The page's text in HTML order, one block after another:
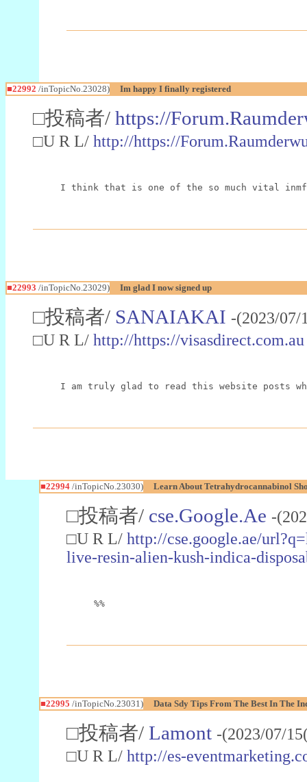
■22992 /inTopicNo.23028) Im happy I finally registered
□投稿者/ https://
□U R L/ http://https://
I think that is one of the so much vital
■22993 /inTopicNo.23029) Im glad I now signed up
□投稿者/ SANAIAKAI -(2023/
□U R L/ http://https://visasdirect.com.au
I am truly glad to read this website posts
■22994/inTopicNo.23030) Learn About Tetrahydrocannabinol
□投稿者/ cse.Google.Ae -
□U R L/ http://cse.google.ae/
live-resin-alien-kush-indica-
%%
■22995 /inTopicNo.23031) Data Sdy Tips From The Best In The
□投稿者/ Lamont -(2023/07/
□U R L/ http://es-